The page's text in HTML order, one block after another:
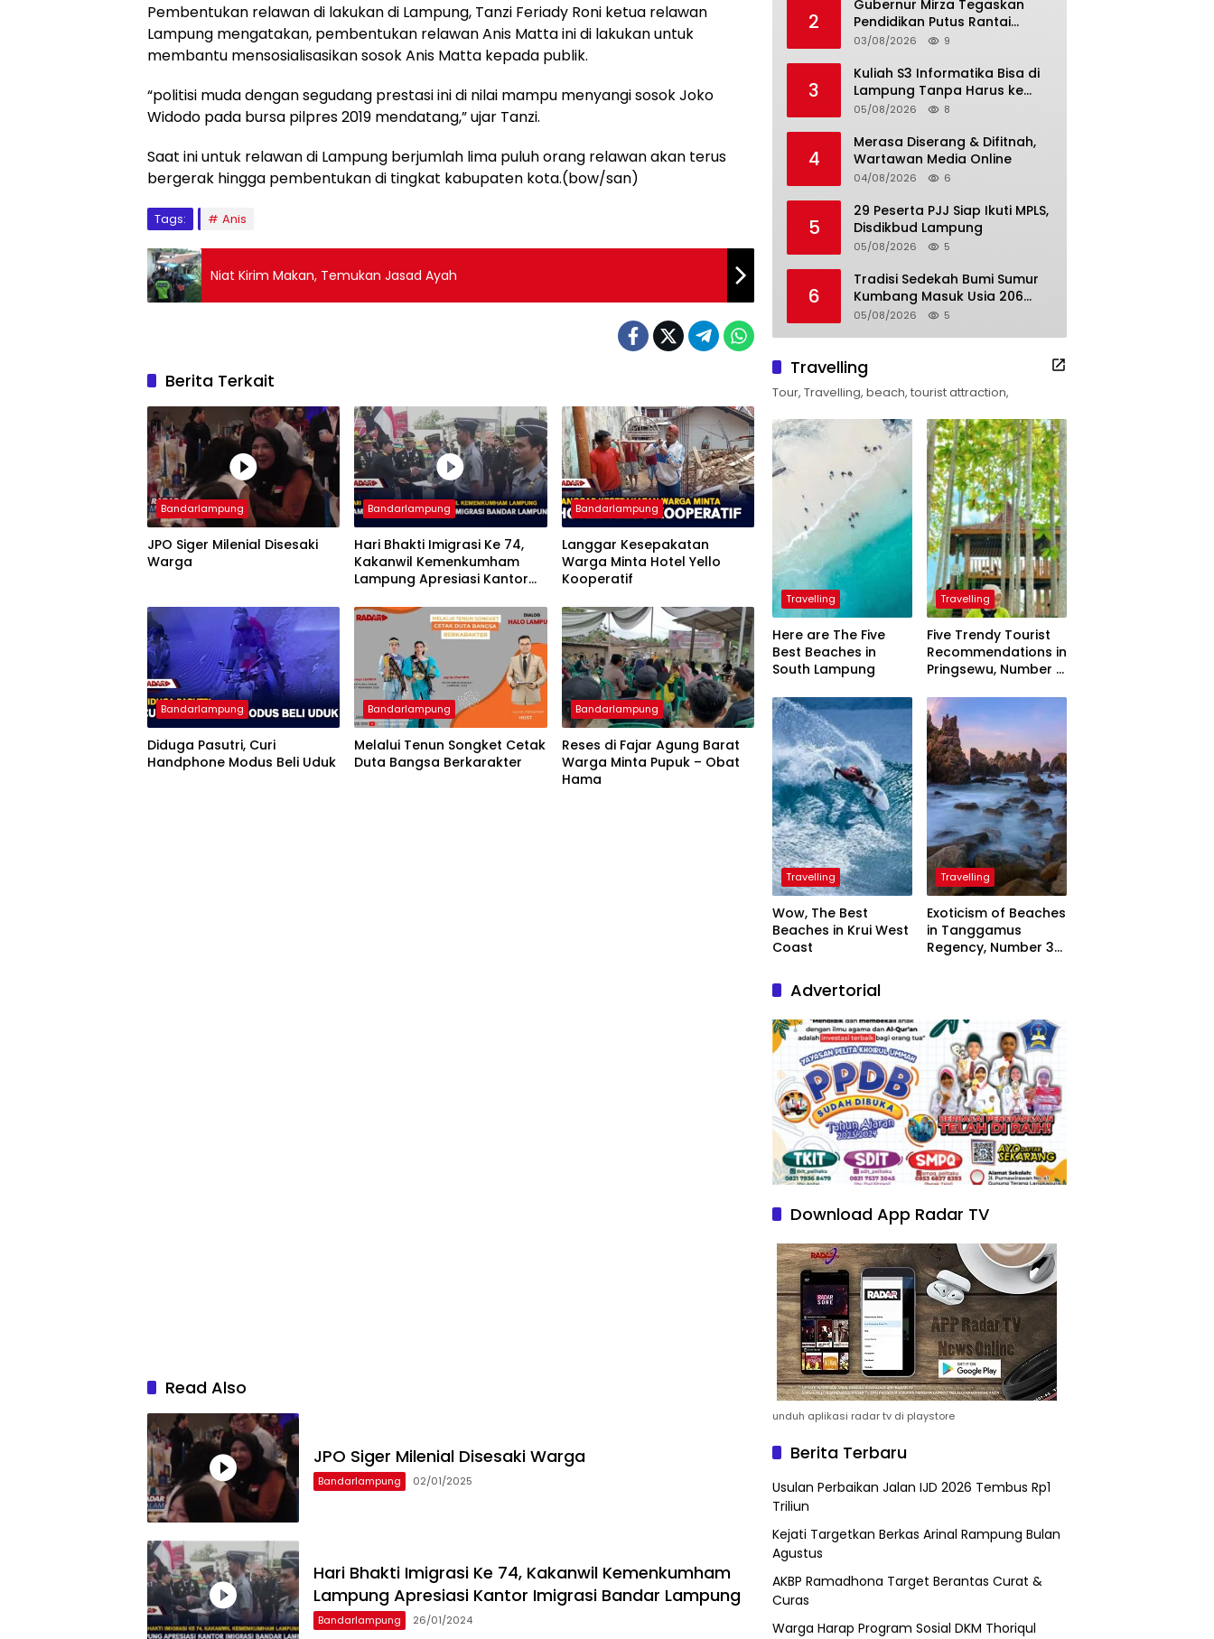
Pembentukan relawan di lakukan di Lampung, Tanzi Feriady Roni ketua relawan
Lampung mengatakan, pembentukan relawan Anis Matta ini di lakukan untuk
membantu mensosialisasikan sosok Anis Matta kepada publik.
“politisi muda dengan segudang prestasi ini di nilai mampu menyangi sosok Joko
Widodo pada bursa pilpres 2019 mendatang,” ujar Tanzi.
Saat ini untuk relawan di Lampung berjumlah lima puluh orang relawan akan terus
bergerak hingga pembentukan di tingkat kabupaten kota.(bow/san)
Tags: Anis
Niat Kirim Makan, Temukan Jasad Ayah
Berita Terkait
Bandarlampung
JPO Siger Milenial Disesaki
Warga
Bandarlampung
Hari Bhakti Imigrasi Ke 74,
Kakanwil Kemenkumham
Lampung Apresiasi Kantor
Bandarlampung
Langgar Kesepakatan
Warga Minta Hotel Yello
Kooperatif
Bandarlampung
Diduga Pasutri, Curi
Handphone Modus Beli Uduk
Bandarlampung
Melalui Tenun Songket Cetak
Duta Bangsa Berkarakter
Bandarlampung
Reses di Fajar Agung Barat
Warga Minta Pupuk – Obat
Hama
Read Also
JPO Siger Milenial Disesaki Warga
Bandarlampung 02/01/2025
Hari Bhakti Imigrasi Ke 74, Kakanwil Kemenkumham
Lampung Apresiasi Kantor Imigrasi Bandar Lampung
Bandarlampung 26/01/2024
2
Gubernur Mirza Tegaskan
Pendidikan Putus Rantai
Kemiskinan
03/08/2026 9
3
Kuliah S3 Informatika Bisa di
Lampung Tanpa Harus ke
Luar Daerah
05/08/2026 8
4
Merasa Diserang & Difitnah,
Wartawan Media Online
04/08/2026 6
5
29 Peserta PJJ Siap Ikuti MPLS,
Disdikbud Lampung
05/08/2026 5
6
Tradisi Sedekah Bumi Sumur
Kumbang Masuk Usia 206
Tahun
05/08/2026 5
Travelling
Tour, Travelling, beach, tourist attraction,
Travelling
Here are The Five
Best Beaches in
South Lampung
Travelling
Five Trendy Tourist
Recommendations in
Pringsewu, Number 3
President
Travelling
Wow, The Best
Beaches in Krui West
Coast
Travelling
Exoticism of Beaches
in Tanggamus
Regency, Number 3
Advertorial
Download App Radar TV
unduh aplikasi radar tv di playstore
Berita Terbaru
Usulan Perbaikan Jalan IJD 2026 Tembus Rp1
Triliun
Kejati Targetkan Berkas Arinal Rampung Bulan
Agustus
AKBP Ramadhona Target Berantas Curat &
Curas
Warga Harap Program Sosial DKM Thoriqul